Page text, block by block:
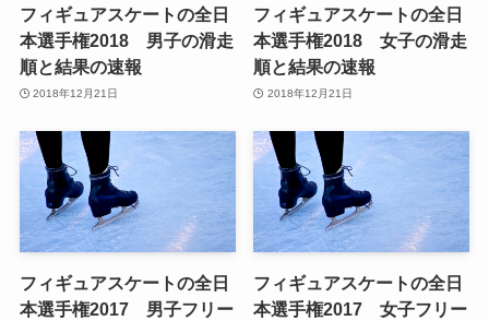
フィギュアスケートの全日
本選手権2018 男子の滑走
順と結果の速報
2018年12月21日
フィギュアスケートの全日
本選手権2018 女子の滑走
順と結果の速報
2018年12月21日
フィギュアスケートの全日
本選手権2017 男子フリー
フィギュアスケートの全日
本選手権2017 女子フリー